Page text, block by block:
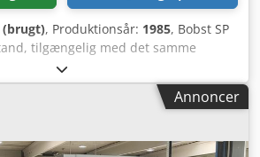
(PLATEN) - Griberåbning
- Centrering og låsning af udstyr. -
øvre bjælke. - Måling af stansetryk
syntetisk støtteplade. 1 øvre chase:
udtræksramme Inkl. tværstænger og
, Produktionsår: 1985, Bobst SP
tilgængelig med det samme
format: 1020x720 mm Min. format:
8.000 ark/time Maks.
Adtjf Papir: min. 80 gr/m²
non-stop med arkindsætter
Annoncer